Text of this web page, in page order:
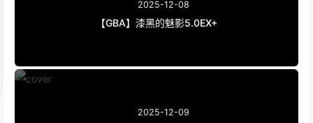
2025-12-08
【GBA】漆黑的魅影5.0EX+
2025-12-09